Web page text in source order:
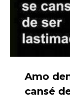
Amo
cansé